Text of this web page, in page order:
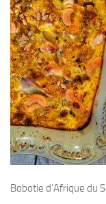
Bobotie d’Afrique du